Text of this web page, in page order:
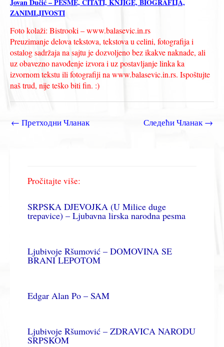
Jovan Dučić – PESME, CITATI, KNJIGE, BIOGRAFIJA,
ZANIMLJIVOSTI
Foto kolaži: Bistrooki – www.balasevic.in.rs
Preuzimanje delova tekstova, tekstova u celini, fotografija i
ostalog sadržaja na sajtu je dozvoljeno bez ikakve naknade, ali
uz obavezno navođenje izvora i uz postavljanje linka ka
izvornom tekstu ili fotografiji na www.balasevic.in.rs. Ispoštujte
naš trud, nije teško biti fin. :)
← Претходни Чланак Следећи Чланак→
Pročitajte više:
SRPSKA DJEVOJKA (U Milice duge
trepavice) – Ljubavna lirska narodna pesma
Ljubivoje Ršumović – DOMOVINA SE
BRANI LEPOTOM
Edgar Alan Po – SAM
Ljubivoje Ršumović – ZDRAVICA NARODU
SRPSKOM